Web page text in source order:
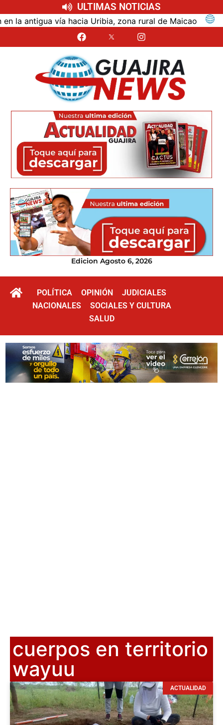
ULTIMAS NOTICIAS
vía hacia Uribia, zona rural de Maicao
Edicion Agosto 6, 2026
POLÍTICA OPINIÓN
JUDICIALES
NACIONALES
SOCIALES Y CULTURA
SALUD
cuerpos en territorio
wayuu
ACTUALIDAD